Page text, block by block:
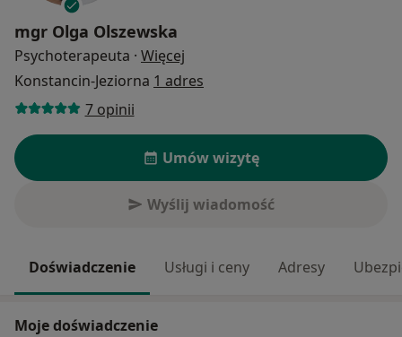
mgr Olga Olszewska
Psychoterapeuta · Więcej
Konstancin-Jeziorna 1 adres
7 opinii
Umów wizytę
Wyślij wiadomość
Doświadczenie Usługi i ceny Adresy
Moje doświadczenie